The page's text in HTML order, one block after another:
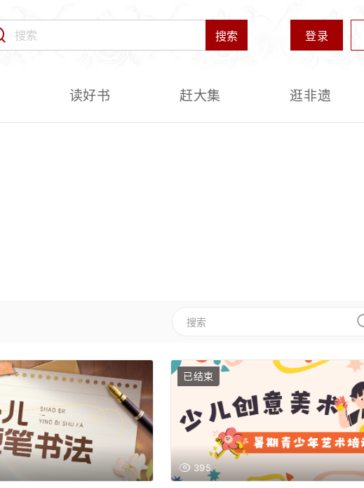
登录
搜索
读好书 赶大集 逛非遗
已结束
395